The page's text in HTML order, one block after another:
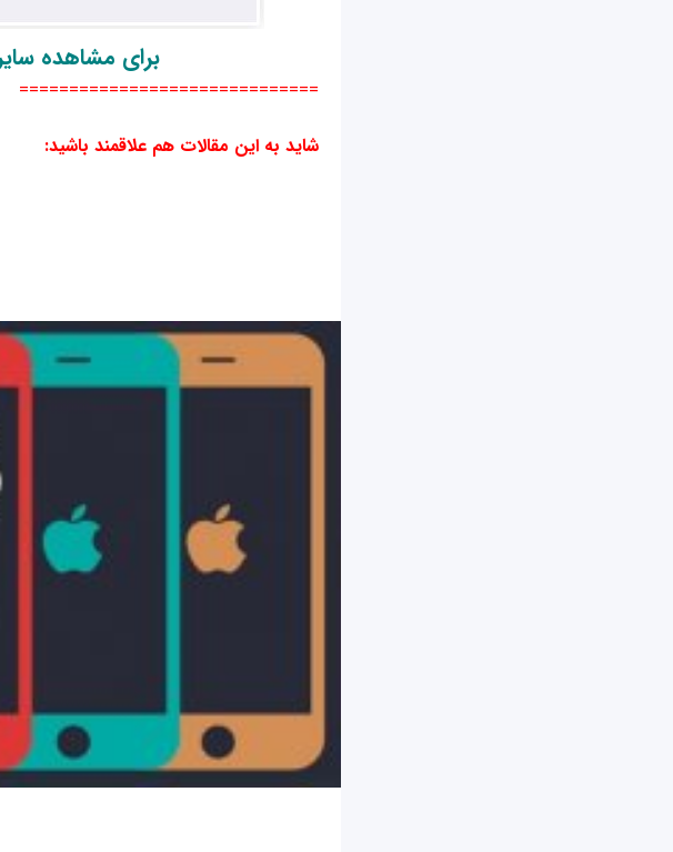
برای مشاهده
==============================
شاید به این مقالات هم علاقمند باشید: